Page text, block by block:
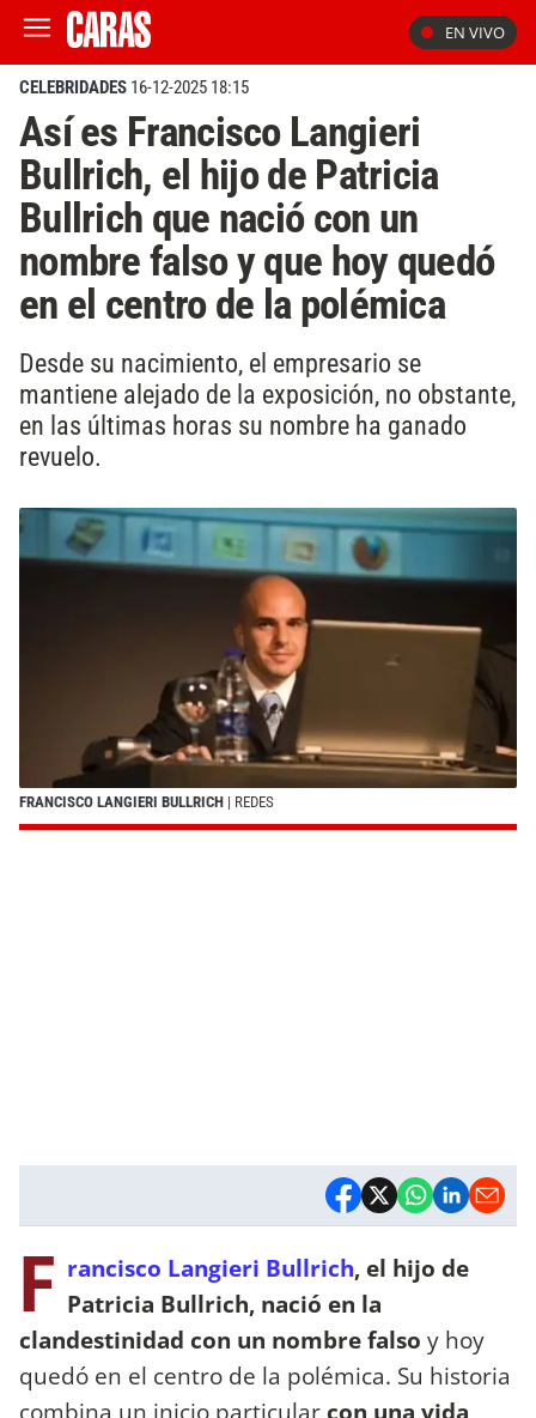
EN VIVO
CELEBRIDADES 16-12-2025 18:15
Así es Francisco Langieri
Bullrich, el hijo de Patricia
Bullrich que nació con un
nombre falso y que hoy quedó
en el centro de la polémica
Desde su nacimiento, el empresario se
mantiene alejado de la exposición, no obstante,
en las últimas horas su nombre ha ganado
revuelo.
FRANCISCO LANGIERI BULLRICH | REDES
F rancisco Langieri Bullrich, el hijo de
Patricia Bullrich, nació en la
clandestinidad con un nombre falso y hoy
quedó en el centro de la polémica. Su historia
combina un inicio particular con una vida